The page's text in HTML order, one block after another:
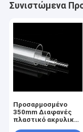
Συνιστώμενα
Προσαρμοσμένο
350mm Διαφανές
πλαστικό ακρυλικό